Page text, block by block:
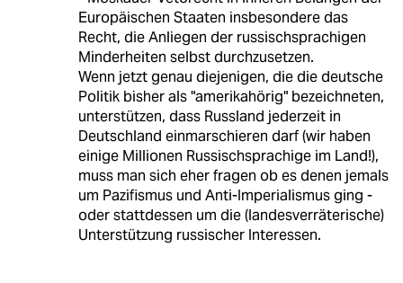
Europäischen Staaten insbesondere das
Recht, die Anliegen der russischsprachigen
Minderheiten selbst durchzusetzen.
Wenn jetzt genau diejenigen, die die deutsche
Politik bisher als "amerikahörig" bezeichneten,
unterstützen, dass Russland jederzeit in
Deutschland einmarschieren darf (wir haben
einige Millionen Russischsprachige im Land!),
muss man sich eher fragen ob es denen jemals
um Pazifismus und Anti-Imperialismus ging -
oder stattdessen um die (landesverräterische)
Unterstützung russischer Interessen.